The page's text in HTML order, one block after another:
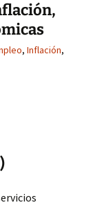
, Inflación,